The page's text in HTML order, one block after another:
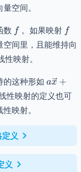
空间。
数 ff 。如果映射 ff
间里，且能维持向
性映射。
的这种形如
+
ax +
性映射的定义也可
映射。
义
义